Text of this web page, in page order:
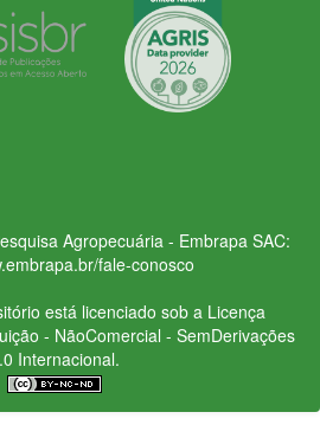
Agropecuária - Embrapa SAC:
fale-conosco
está licenciado sob a Licença
- NãoComercial - SemDerivações
Internacional.